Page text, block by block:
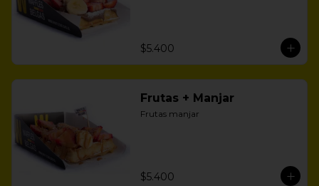
$5.400
Frutas + Manjar
Frutas manjar
$5.400